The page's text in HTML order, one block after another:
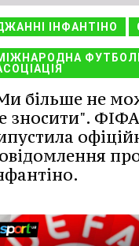
ІНФАНТІНО
більше не
зносити". ФІФА